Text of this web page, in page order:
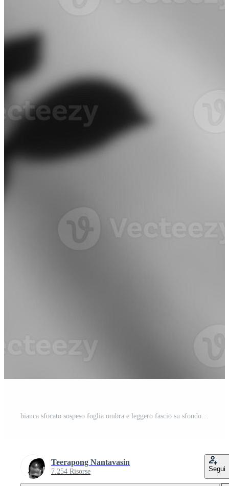
Teerapong Nantavasin
7.254 Risorse Segui